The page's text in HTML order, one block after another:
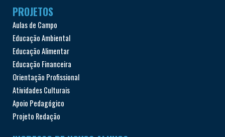
PROJETOS
Aulas de Campo
Educação Ambiental
Educação Alimentar
Educação Financeira
Orientação Profissional
Atividades Culturais
Apoio Pedagógico
Projeto Redação